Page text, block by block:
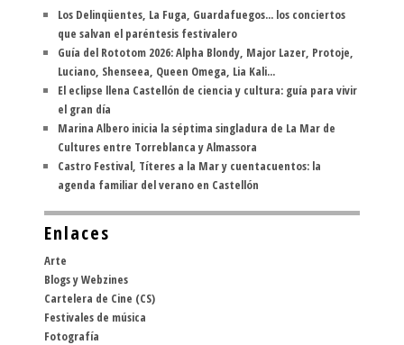
Los Delinqüentes, La Fuga, Guardafuegos... los conciertos
que salvan el paréntesis festivalero
Guía del Rototom 2026: Alpha Blondy, Major Lazer, Protoje,
Luciano, Shenseea, Queen Omega, Lia Kali...
El eclipse llena Castellón de ciencia y cultura: guía para vivir
el gran día
Marina Albero inicia la séptima singladura de La Mar de
Cultures entre Torreblanca y Almassora
Castro Festival, Títeres a la Mar y cuentacuentos: la
agenda familiar del verano en Castellón
Enlaces
Arte
Blogs y Webzines
Cartelera de Cine (CS)
Festivales de música
Fotografía